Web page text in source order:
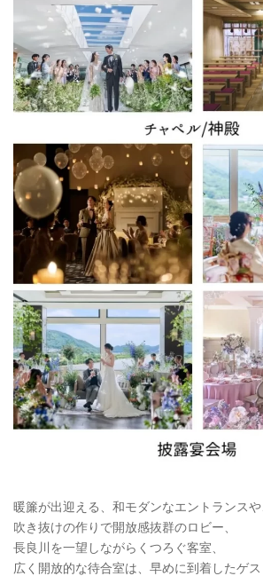
暖簾が出迎える、和モダンなエントランスや
吹き抜けの作りで開放感抜群のロビー、
長良川を一望しながらくつろぐ客室、
広く開放的な待合室は、早めに到着したゲ